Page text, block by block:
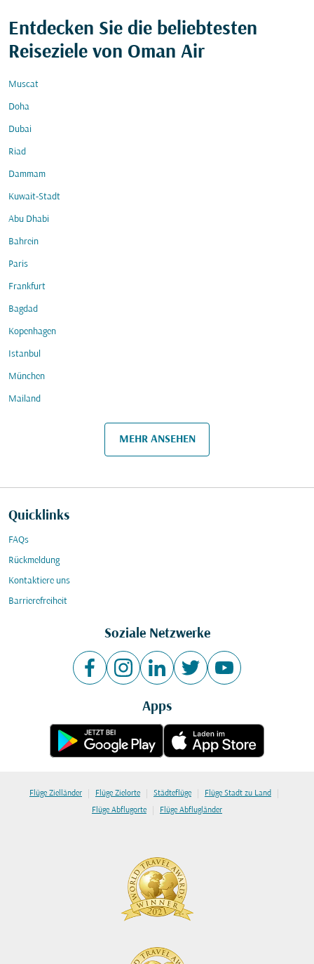
Entdecken Sie die beliebtesten
Reiseziele von Oman Air
Muscat
Doha
Dubai
Riad
Dammam
Kuwait-Stadt
Abu Dhabi
Bahrein
Paris
Frankfurt
Bagdad
Kopenhagen
Istanbul
München
Mailand
MEHR ANSEHEN
Quicklinks
FAQs
Rückmeldung
Kontaktiere uns
Barrierefreiheit
Soziale Netzwerke
Apps
Flüge Zielländer | Flüge Zielorte | Städteflüge | Flüge Stadt zu Land |
Flüge Abflugorte | Flüge Abflugländer